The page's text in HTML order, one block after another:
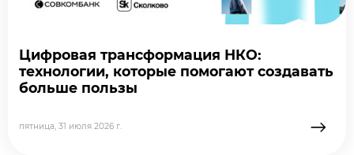
Цифровая трансформация НКО:
технологии, которые помогают создавать
больше пользы
пятница, 31 июля 2026 г. →